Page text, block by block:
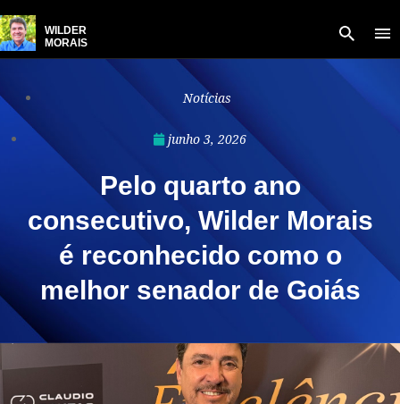
WILDER
MORAIS
Notícias
junho 3, 2026
Pelo quarto ano
consecutivo, Wilder Morais
é reconhecido como o
melhor senador de Goiás